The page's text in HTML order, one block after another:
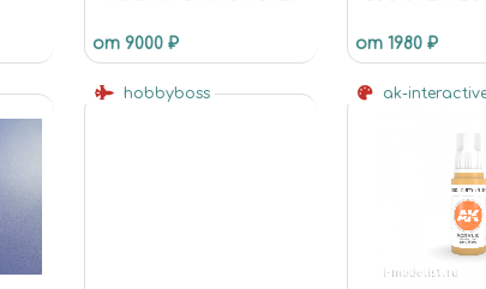
АЭРОFLOT 1/72
от 9000 ₽
1937 STANDARD
от 1980 ₽
hobbyboss ak-